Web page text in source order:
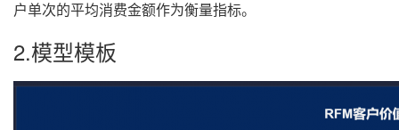
户单次的平均消费金额作为衡量指标。
2.模型模板